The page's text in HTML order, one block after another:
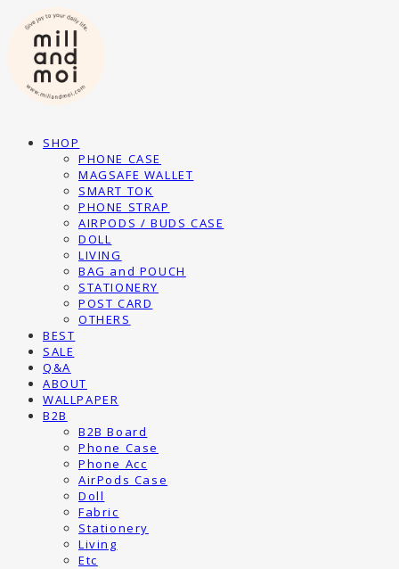
SHOP
PHONE CASE
MAGSAFE WALLET
SMART TOK
PHONE STRAP
AIRPODS / BUDS CASE
DOLL
LIVING
BAG and POUCH
STATIONERY
POST CARD
OTHERS
BEST
SALE
Q&A
ABOUT
WALLPAPER
B2B
B2B Board
Phone Case
Phone Acc
AirPods Case
Doll
Fabric
Stationery
Living
Etc